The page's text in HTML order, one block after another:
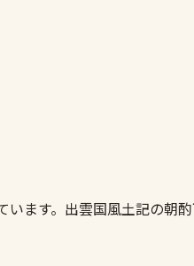
ます。出雲国風土記の朝